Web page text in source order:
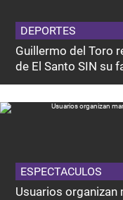
DEPORTES
Guillermo del Toro
de El Santo SIN su
ESPECTACULOS
Usuarios organizan